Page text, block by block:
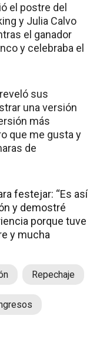
el postre del
y Julia Calvo
el ganador
y celebraba el
sus
una versión
más
que me gusta y
de
festejar: “Es así
y demostré
porque tuve
y mucha
Repechaje